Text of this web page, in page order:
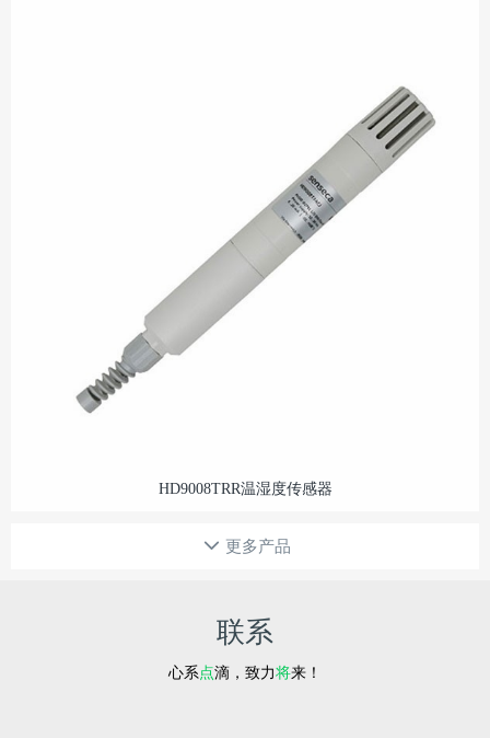
HD9008TRR温湿度传感器
更多产品
联系
心系点滴，致力将来！